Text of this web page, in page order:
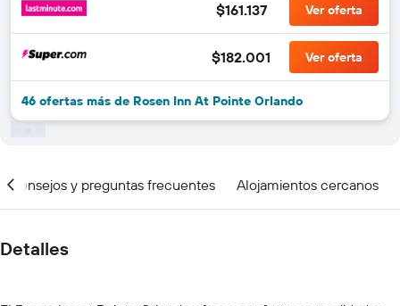
$161.137 Ver oferta
$182.001 Ver oferta
46 ofertas más de Rosen Inn At Pointe Orlando
Consejos y preguntas frecuentes Alojamientos cercanos
Detalles